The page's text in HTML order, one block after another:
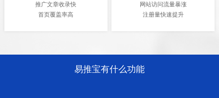
推广文章收录快
首页覆盖率高
网站访问流量暴涨
注册量快速提升
易推宝有什么功能